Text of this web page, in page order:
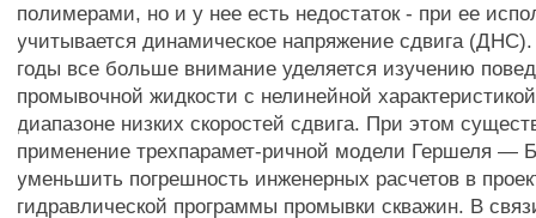
полимерами, но и у нее есть недостаток - при ее
учитывается динамическое напряжение сдвига
годы все больше внимание уделяется изучению
промывочной жидкости с нелинейной
диапазоне низких скоростей сдвига. При этом
применение трехпарамет-ричной модели Гершеля —
уменьшить погрешность инженерных расчетов в
гидравлической программы промывки скважин. В